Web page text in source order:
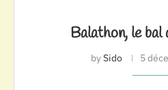
Balathon, le bal
bySido 5